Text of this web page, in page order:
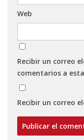
Web
Recibir un correo
comentarios a
Recibir un correo